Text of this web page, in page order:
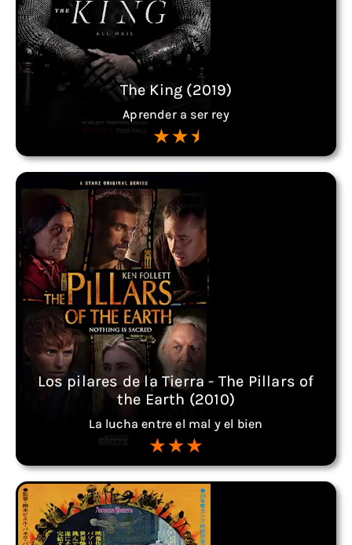
The King (2019)
Aprender a ser rey
Los pilares de la Tierra - The Pillars of
the Earth (2010)
La lucha entre el mal y el bien